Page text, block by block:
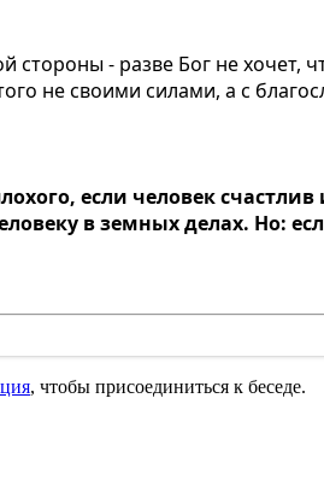
стороны - разве Бог не
не своими силами, а с
если человек
в земных делах. Но:
, чтобы присоединиться к беседе.